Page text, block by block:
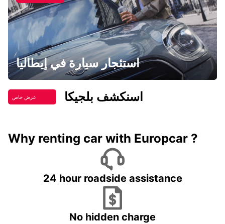
استئجار سيارة في إيطاليا
عرض خاص اسنكشف بلجيكا
Why renting car with Europcar ?
24 hour roadside assistance
No hidden charge